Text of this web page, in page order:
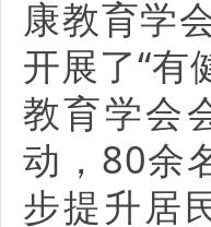
康教育学
开展了“有
教育学会
动，80余
步提升居